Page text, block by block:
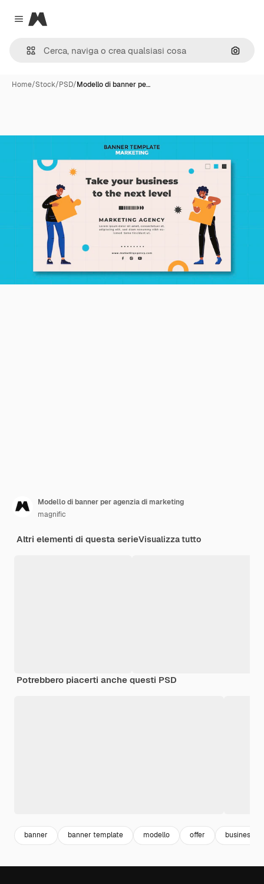
Close menu
Magnific
Cerca
Home/Stock/PSD/Modello di banner pe…
Modello di banner per agenzia di marketing
magnific
Altri elementi di questa serieVisualizza tutto
Potrebbero piacerti anche questi PSD
banner banner template modello offer business